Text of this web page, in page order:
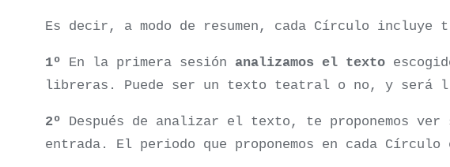
Es decir, a modo de resumen, cada Círculo incluye
1º En la primera sesión analizamos el texto
libreras. Puede ser un texto teatral o no, y será
2º Después de analizar el texto, te proponemos
entrada. El periodo que proponemos en cada